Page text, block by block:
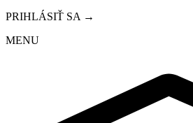
PRIHLÁSIŤ SA →
MENU